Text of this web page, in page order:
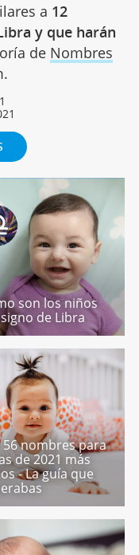
a 12
y que harán
de Nombres
son los niños
de Libra
56 nombres para
de 2021 más
- La guía que